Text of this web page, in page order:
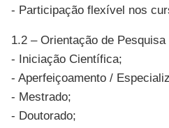
- Participação flexível nos
1.2 – Orientação de Pesquisa
- Iniciação Científica;
- Aperfeiçoamento /
- Mestrado;
- Doutorado;